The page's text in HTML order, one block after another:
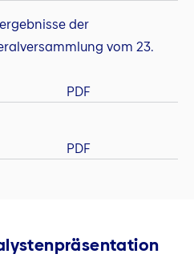
der
vom 23.
PDF
PDF